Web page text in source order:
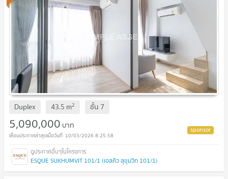
Duplex 43.5 m2 ชั้น 7
5,090,000 บาท
10/03/2026 8:25:58
ESQUE SUKHUMVIT 101/1 (เอสคิว สุขุมวิท 101/1)